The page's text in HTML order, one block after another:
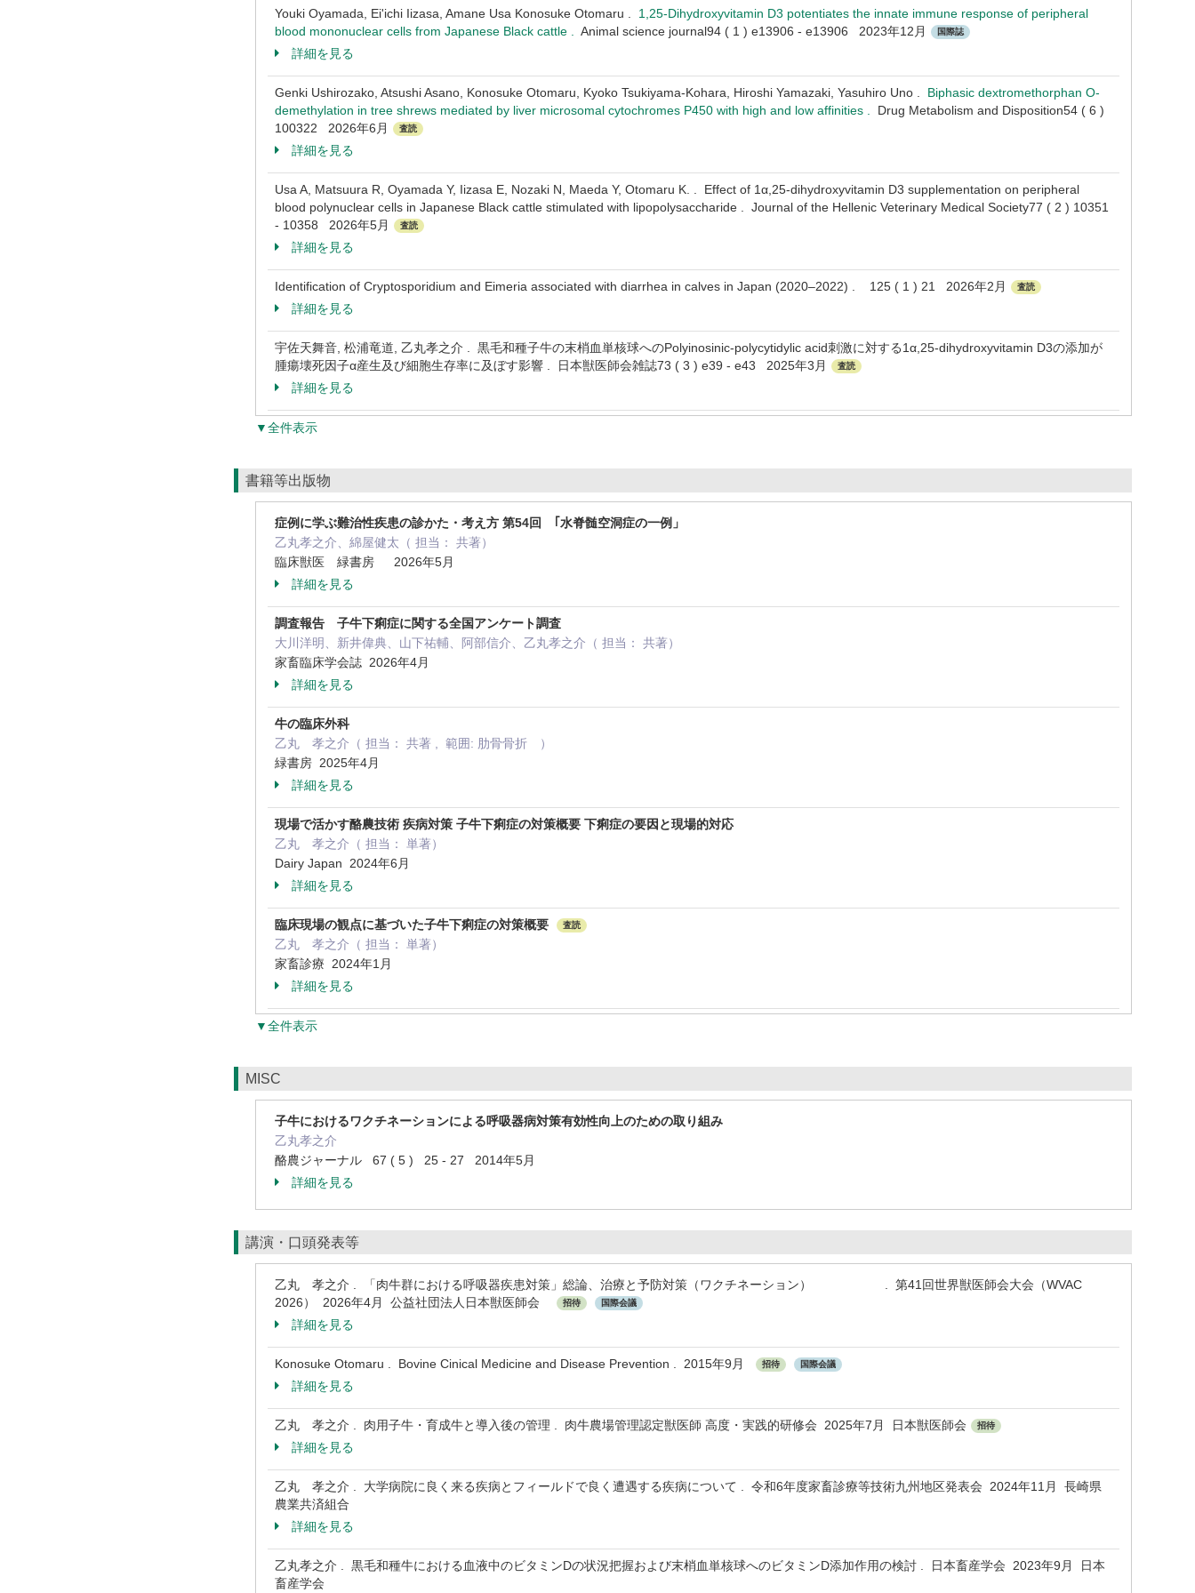
Youki Oyamada, Ei'ichi Iizasa, Amane Usa Konosuke Otomaru . 1,25-Dihydroxyvitamin D3 potentiates the innate immune response of peripheral
blood mononuclear cells from Japanese Black cattle . Animal science journal94 ( 1 ) e13906 - e13906 2023年12月 国際誌
詳細を見る
Genki Ushirozako, Atsushi Asano, Konosuke Otomaru, Kyoko Tsukiyama-Kohara, Hiroshi Yamazaki, Yasuhiro Uno . Biphasic dextromethorphan O-
demethylation in tree shrews mediated by liver microsomal cytochromes P450 with high and low affinities . Drug Metabolism and Disposition54 ( 6 )
100322 2026年6月
査読
詳細を見る
Usa A, Matsuura R, Oyamada Y, Iizasa E, Nozaki N, Maeda Y, Otomaru K. . Effect of 1α,25-dihydroxyvitamin D3 supplementation on peripheral
blood polynuclear cells in Japanese Black cattle stimulated with lipopolysaccharide . Journal of the Hellenic Veterinary Medical Society77 ( 2 ) 10351
- 10358 2026年5月
査読
詳細を見る
Identification of Cryptosporidium and Eimeria associated with diarrhea in calves in Japan (2020–2022) . 125 ( 1 ) 21 2026年2月 査読
詳細を見る
宇佐天舞音, 松浦竜道, 乙丸孝之介 . 黒毛和種子牛の末梢血単核球へのPolyinosinic-polycytidylic acid刺激に対する1α,25-dihydroxyvitamin D3の添加が
腫瘍壊死因子α産生及び細胞生存率に及ぼす影響 . 日本獣医師会雑誌73 ( 3 ) e39 - e43 2025年3月
査読
詳細を見る
▼全件表示
書籍等出版物
症例に学ぶ難治性疾患の診かた・考え方 第54回 ｢水脊髄空洞症の一例」
乙丸孝之介、綿屋健太（ 担当： 共著）
臨床獣医 緑書房 2026年5月
詳細を見る
調査報告 子牛下痢症に関する全国アンケート調査
大川洋明、新井偉典、山下祐輔、阿部信介、乙丸孝之介（ 担当： 共著）
家畜臨床学会誌 2026年4月
詳細を見る
牛の臨床外科
乙丸 孝之介（ 担当： 共著 , 範囲: 肋骨骨折 ）
緑書房 2025年4月
詳細を見る
現場で活かす酪農技術 疾病対策 子牛下痢症の対策概要 下痢症の要因と現場的対応
乙丸 孝之介（ 担当： 単著）
Dairy Japan 2024年6月
詳細を見る
臨床現場の観点に基づいた子牛下痢症の対策概要 査読
乙丸 孝之介（ 担当： 単著）
家畜診療 2024年1月
詳細を見る
▼全件表示
MISC
子牛におけるワクチネーションによる呼吸器病対策有効性向上のための取り組み
乙丸孝之介
酪農ジャーナル 67 ( 5 ) 25 - 27 2014年5月
詳細を見る
講演・口頭発表等
乙丸 孝之介 . 「肉牛群における呼吸器疾患対策」総論、治療と予防対策（ワクチネーション） . 第41回世界獣医師会大会（WVAC
2026） 2026年4月 公益社団法人日本獣医師会
招待 国際会議
詳細を見る
Konosuke Otomaru . Bovine Cinical Medicine and Disease Prevention . 2015年9月 招待 国際会議
詳細を見る
乙丸 孝之介 . 肉用子牛・育成牛と導入後の管理 . 肉牛農場管理認定獣医師 高度・実践的研修会 2025年7月 日本獣医師会 招待
詳細を見る
乙丸 孝之介 . 大学病院に良く来る疾病とフィールドで良く遭遇する疾病について . 令和6年度家畜診療等技術九州地区発表会 2024年11月 長崎県
農業共済組合
詳細を見る
乙丸孝之介 . 黒毛和種牛における血液中のビタミンDの状況把握および末梢血単核球へのビタミンD添加作用の検討 . 日本畜産学会 2023年9月 日本
畜産学会